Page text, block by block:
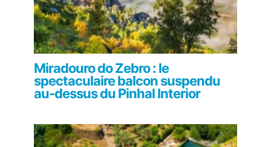
Miradouro do Zebro : le
spectaculaire balcon suspendu
au-dessus du Pinhal Interior